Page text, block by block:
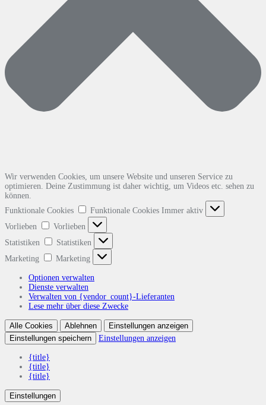
Wir verwenden Cookies, um unsere Website und unseren Service zu
optimieren. Deine Zustimmung ist daher wichtig, um Videos etc. sehen zu
können.
Funktionale Cookies
Funktionale Cookies Immer aktiv
Vorlieben
Vorlieben
Statistiken
Statistiken
Marketing
Marketing
Optionen verwalten
Dienste verwalten
Verwalten von {vendor_count}-Lieferanten
Lese mehr über diese Zwecke
Alle Cookies Ablehnen
Einstellungen anzeigen
Einstellungen speichern
Einstellungen anzeigen
{title}
{title}
{title}
Einstellungen